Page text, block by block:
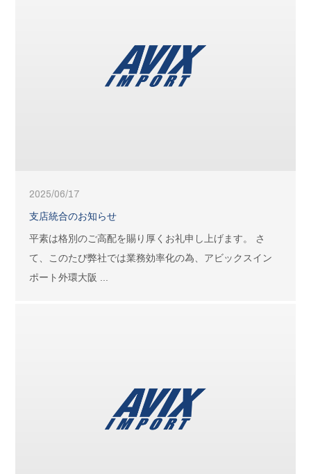
2025/06/17
支店統合のお知らせ
平素は格別のご高配を賜り厚くお礼申し上げます。 さ
て、このたび弊社では業務効率化の為、アビックスイン
ポート外環大阪 ...